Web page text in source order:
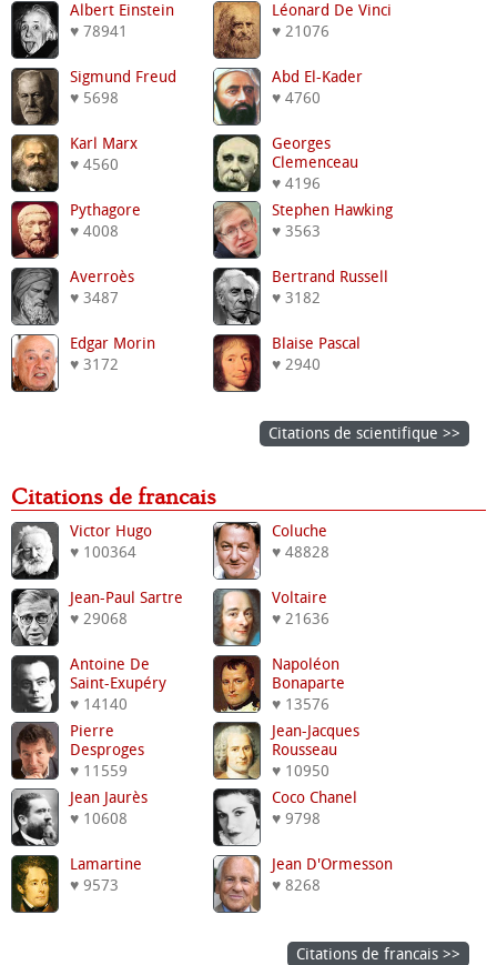
Albert Einstein
♥ 78941
Léonard De Vinci
♥ 21076
Sigmund Freud
♥ 5698
Abd El-Kader
♥ 4760
Karl Marx
♥ 4560
Georges
Clemenceau
♥ 4196
Pythagore
♥ 4008
Stephen Hawking
♥ 3563
Averroès
♥ 3487
Bertrand Russell
♥ 3182
Edgar Morin
♥ 3172
Blaise Pascal
♥ 2940
Citations de scientifique >>
Citations de francais
Victor Hugo
♥ 100364
Coluche
♥ 48828
Jean-Paul Sartre
♥ 29068
Voltaire
♥ 21636
Antoine De
Saint-Exupéry
♥ 14140
Napoléon
Bonaparte
♥ 13576
Pierre
Desproges
♥ 11559
Jean-Jacques
Rousseau
♥ 10950
Jean Jaurès
♥ 10608
Coco Chanel
♥ 9798
Lamartine
♥ 9573
Jean D'Ormesson
♥ 8268
Citations de francais >>